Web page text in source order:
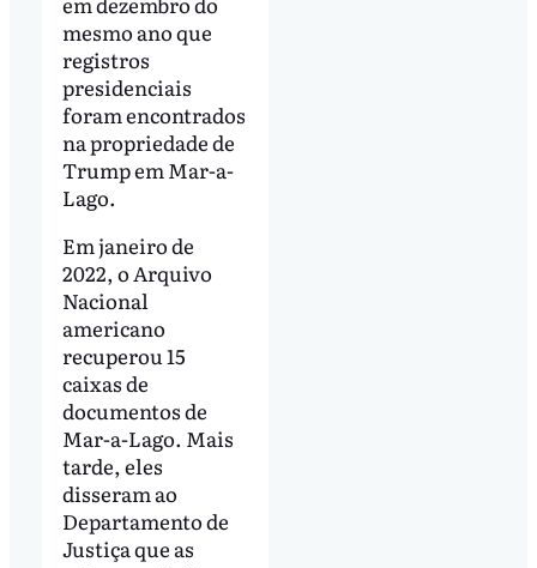
mesmo ano que
registros
presidenciais
foram encontrados
na propriedade de
Trump em Mar-a-
Lago.
Em janeiro de
2022, o Arquivo
Nacional
americano
recuperou 15
caixas de
documentos de
Mar-a-Lago. Mais
tarde, eles
disseram ao
Departamento de
Justiça que as